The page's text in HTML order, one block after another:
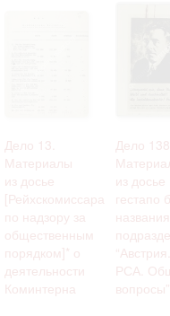
Дело 13.
Материалы
из досье
[Рейхскомиссара
по надзору за
общественным
порядком]* о
деятельности
Коминтерна
Дело
из досье
гестапо
“Австрия.
РСА.